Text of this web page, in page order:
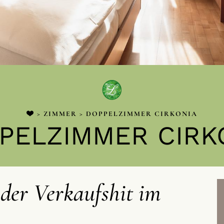
> ZIMMER > DOPPELZIMMER CIRKONIA
Verkaufshit im